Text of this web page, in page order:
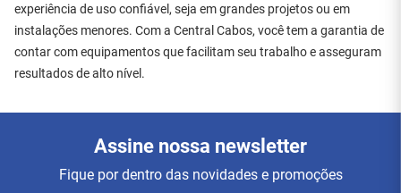
experiência de uso confiável, seja em grandes projetos ou em
instalações menores. Com a Central Cabos, você tem a garantia de
contar com equipamentos que facilitam seu trabalho e asseguram
resultados de alto nível.
Assine nossa newsletter
Fique por dentro das novidades e promoções